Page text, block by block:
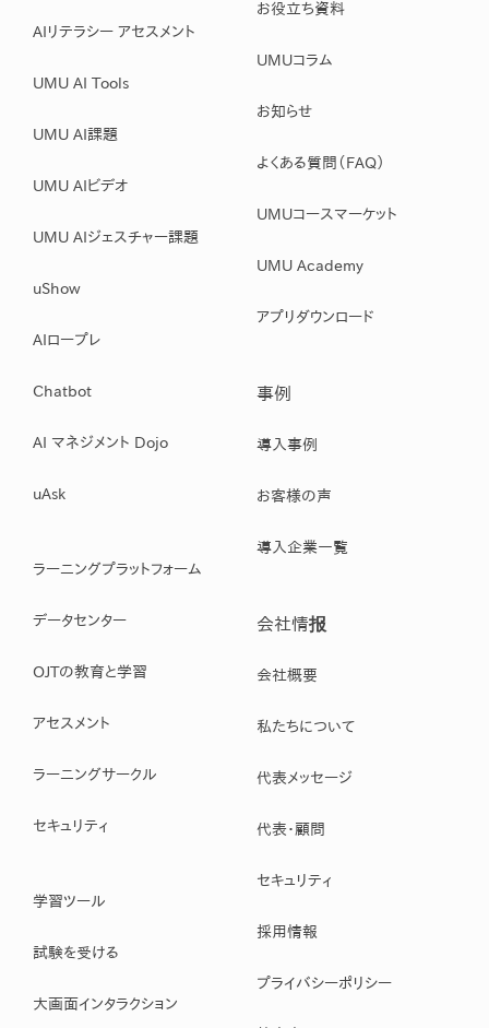
AIリテラシー アセスメント
UMU AI Tools
UMU AI課題
UMU AIビデオ
UMU AIジェスチャー課題
uShow
AIロープレ
Chatbot
AI マネジメント Dojo
uAsk
ラーニングプラットフォーム
データセンター
OJTの教育と学習
アセスメント
ラーニングサークル
セキュリティ
学習ツール
試験を受ける
大画面インタラクション
お役立ち資料
UMUコラム
お知らせ
よくある質問（FAQ）
UMUコースマーケット
UMU Academy
アプリダウンロード
事例
導入事例
お客様の声
導入企業一覧
会社情报
会社概要
私たちについて
代表メッセージ
代表・顧問
セキュリティ
採用情報
プライバシーポリシー